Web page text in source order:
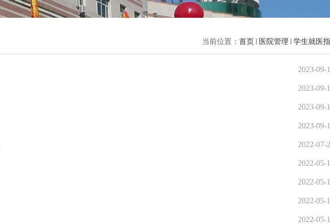
当前位置： 首页 医院管理 学生就医
2023-09-
2023-09-
2023-09-
2023-09-
2022-07-
2022-05-
2022-05-
2022-05-
2022-05-